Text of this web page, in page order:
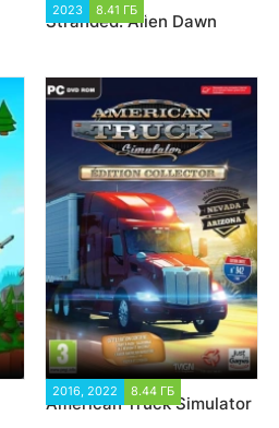
2023 8.41 ГБ
Stranded: Alien Dawn
2016, 2022 8.44 ГБ
American Truck Simulator